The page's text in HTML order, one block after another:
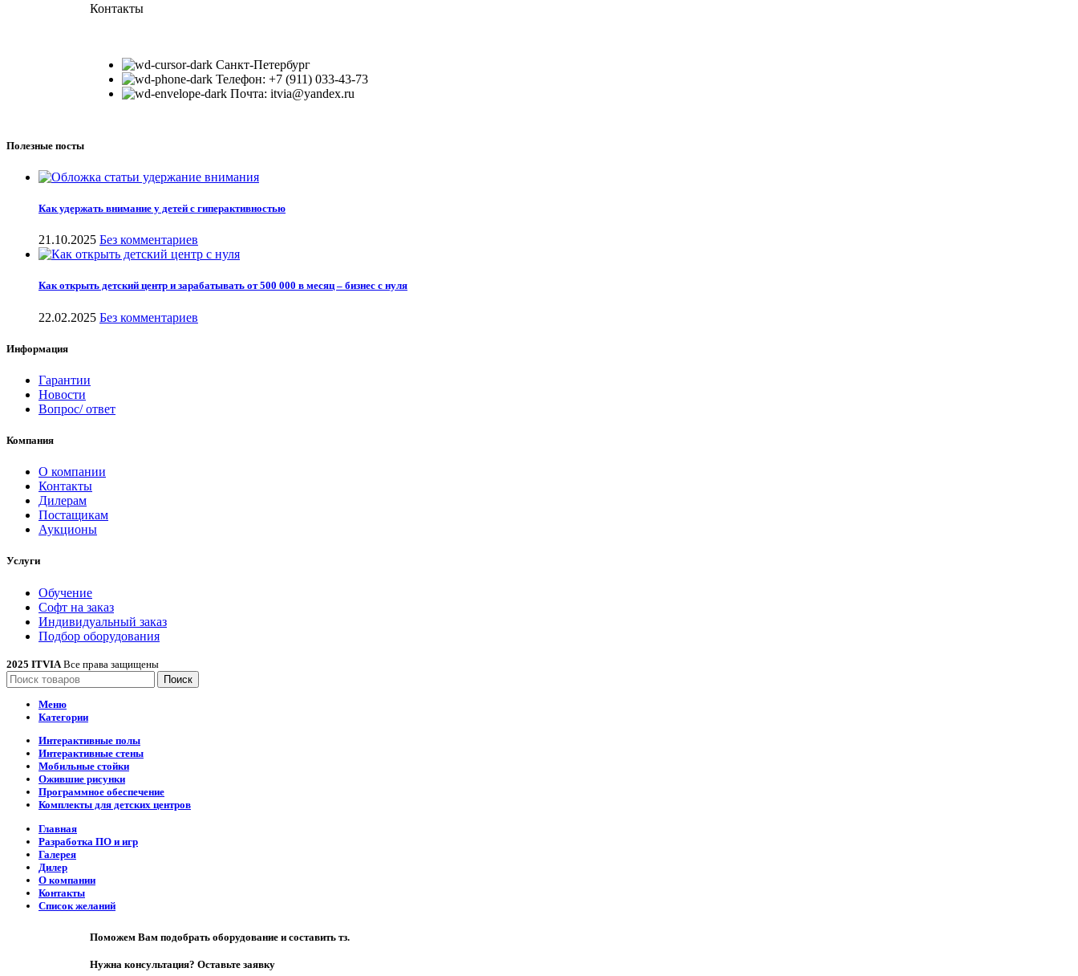
Контакты
Санкт-Петербург
Телефон: +7 (911) 033-43-73
Почта: itvia@yandex.ru
Полезные посты
Как удержать внимание у детей с гиперактивностью
21.10.2025 Без комментариев
Как открыть детский центр и зарабатывать от 500 000 в месяц – бизнес с нуля
22.02.2025 Без комментариев
Информация
Гарантии
Новости
Вопрос/ ответ
Компания
О компании
Контакты
Дилерам
Постащикам
Аукционы
Услуги
Обучение
Софт на заказ
Индивидуальный заказ
Подбор оборудования
2025 ITVIA Все права защищены
Поиск
Меню
Категории
Интерактивные полы
Интерактивные стены
Мобильные стойки
Ожившие рисунки
Программное обеспечение
Комплекты для детских центров
Главная
Разработка ПО и игр
Галерея
Дилер
О компании
Контакты
Список желаний
Поможем Вам подобрать оборудование и составить тз.
Нужна консультация? Оставьте заявку